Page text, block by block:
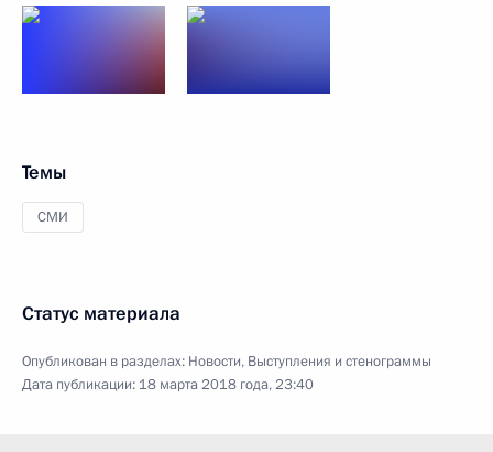
Темы
СМИ
Статус материала
Опубликован в разделах: Новости, Выступления и стенограммы
Дата публикации: 18 марта 2018 года, 23:40